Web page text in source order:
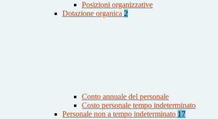
Posizioni organizzative
Dotazione organica 2
Conto annuale del personale
Costo personale tempo indeterminato
Personale non a tempo indeterminato 17